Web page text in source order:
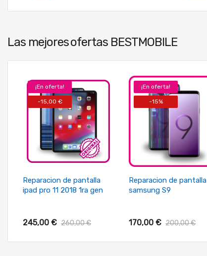
Las mejoresofertas BESTMOBILE
¡En oferta!
-15,00 €
+ Añadir Al Carrito
Reparacion de pantalla
ipad pro 11 2018 1ra gen
245,00 € 260,00 €
¡En oferta!
-15%
+ Añadir Al Carrito
Reparacion de pantalla
samsung S9
170,00 € 200,00 €